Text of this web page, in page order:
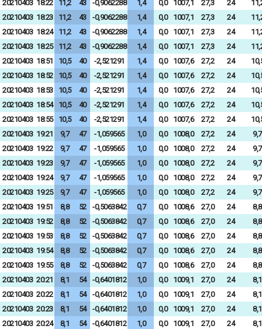
20210403 18:22 11,2 43 -0,9062288 1,4 0,0 1007,1 27,3 24
20210403 18:23 11,2 43 -0,9062288 1,4 0,0 1007,1 27,3 24
20210403 18:24 11,2 43 -0,9062288 1,4 0,0 1007,1 27,3 24
20210403 18:25 11,2 43 -0,9062288 1,4 0,0 1007,1 27,3 24
20210403 18:51 10,5 40 -2,521291 1,4 0,0 1007,6 27,2 24
20210403 18:52 10,5 40 -2,521291 1,4 0,0 1007,6 27,2 24
20210403 18:53 10,5 40 -2,521291 1,4 0,0 1007,6 27,2 24
20210403 18:54 10,5 40 -2,521291 1,4 0,0 1007,6 27,2 24
20210403 18:55 10,5 40 -2,521291 1,4 0,0 1007,6 27,2 24
20210403 19:21 9,7 47 -1,059565 1,0 0,0 1008,0 27,2 24
9,7
20210403 19:22 9,7 47 -1,059565 1,0 0,0 1008,0 27,2 24
9,7
20210403 19:23 9,7 47 -1,059565 1,0 0,0 1008,0 27,2 24
9,7
20210403 19:24 9,7 47 -1,059565 1,0 0,0 1008,0 27,2 24
9,7
20210403 19:25 9,7 47 -1,059565 1,0 0,0 1008,0 27,2 24
9,7
20210403 19:51 8,8 52 -0,5063842 0,7 0,0 1008,6 27,0 24
8,8
20210403 19:52 8,8 52 -0,5063842 0,7 0,0 1008,6 27,0 24
8,8
20210403 19:53 8,8 52 -0,5063842 0,7 0,0 1008,6 27,0 24
8,8
20210403 19:54 8,8 52 -0,5063842 0,7 0,0 1008,6 27,0 24
8,8
20210403 19:55 8,8 52 -0,5063842 0,7 0,0 1008,6 27,0 24
8,8
20210403 20:21 8,1 54 -0,6401812 1,0 0,0 1009,1 27,0 24
8,1
20210403 20:22 8,1 54 -0,6401812 1,0 0,0 1009,1 27,0 24
8,1
20210403 20:23 8,1 54 -0,6401812 1,0 0,0 1009,1 27,0 24
8,1
20210403 20:24 8,1 54 -0,6401812 1,0 0,0 1009,1 27,0 24
8,1